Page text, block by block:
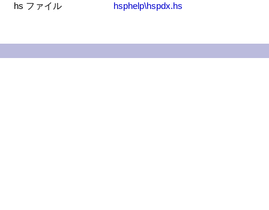
hs ファイル
hsphelp\hspdx.hs